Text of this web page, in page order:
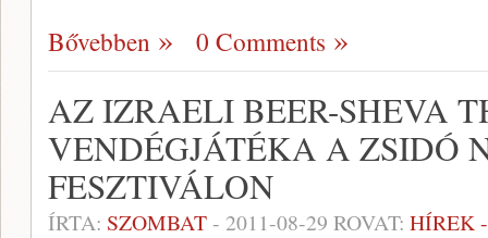
Bővebben 0 Comments
AZ IZRAELI BEER-SHEVA
VENDÉGJÁTÉKA A ZSIDÓ
FESZTIVÁLON
ÍRTA: SZOMBAT- 2011-08-29 ROVAT: HÍREK